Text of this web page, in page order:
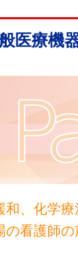
医療機
和、化学
の看護師